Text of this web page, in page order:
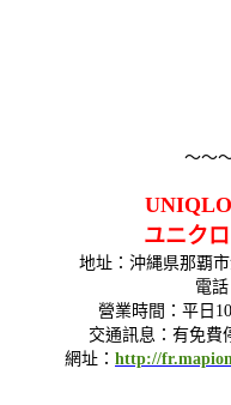
～～
ユニク
地址：沖縄県那覇
電話
營業時間：平日
交通訊息：有免費
網址： http://